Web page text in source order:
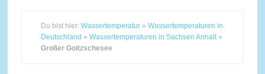
Du bist hier: Wassertemperatur» Wassertemperaturen in
Deutschland » Wassertemperaturen in Sachsen Anhalt»
Großer Goitzschesee